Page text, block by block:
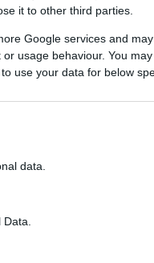
it to other third parties.
Google services and
usage behaviour. You
use your data for below
data.